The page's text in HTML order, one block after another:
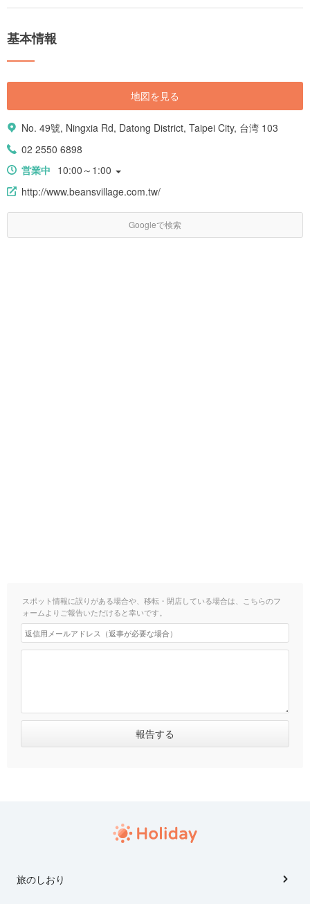
基本情報
地図を見る
No. 49號, Ningxia Rd, Datong District, Taipei City, 台湾 103
02 2550 6898
営業中 10:00～1:00
http://www.beansvillage.com.tw/
Googleで検索
スポット情報に誤りがある場合や、移転・閉店している場合は、こちらのフ
ォームよりご報告いただけると幸いです。
旅のしおり